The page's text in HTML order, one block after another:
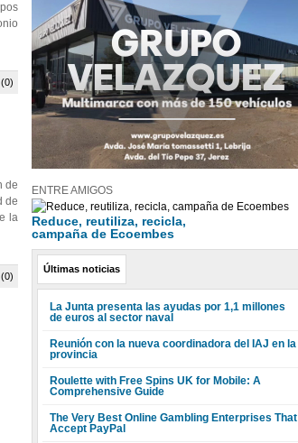
de
de
la
ENTRE AMIGOS
Reduce, reutiliza, recicla,
campaña de Ecoembes
Últimas noticias
La Junta presenta las ayudas por 1,1 millones
de euros al sector naval
Reunión con la nueva coordinadora del IAJ en la
provincia
Roulette with Free Spins UK for Mobile: A
Comprehensive Guide
The Very Best Online Gambling Enterprises That
Accept PayPal